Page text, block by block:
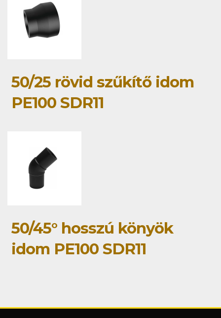
50/25 rövid szűkítő idom
PE100 SDR11
50/45° hosszú könyök
idom PE100 SDR11